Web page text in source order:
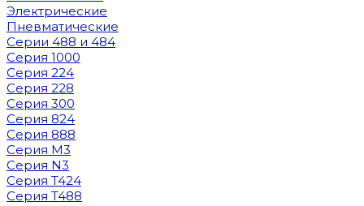
Электрические
Пневматические
Серии 488 и 484
Серия 1000
Серия 224
Серия 228
Серия 300
Серия 824
Серия 888
Серия M3
Серия N3
Серия T424
Серия T488